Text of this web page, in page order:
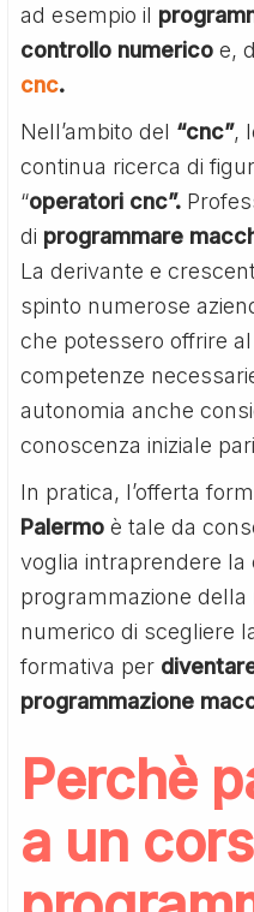
ad esempio il
controllo numerico e,
cnc.
Nell’ambito del “cnc”,
continua ricerca di
“operatori cnc”.
di programmare
La derivante e
spinto numerose
che potessero offrire
competenze
autonomia anche
conoscenza iniziale
In pratica, l’offerta
Palermo è tale da
voglia intraprendere
programmazione
numerico di scegliere
formativa per
programmazione
Perchè
a un